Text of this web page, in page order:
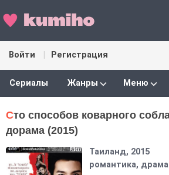
Войти Регистрация
Сериалы Жанры Меню
Сто способов коварного соблазнителяеля
дорама (2015)
Таиланд, 2015
романтика, драма